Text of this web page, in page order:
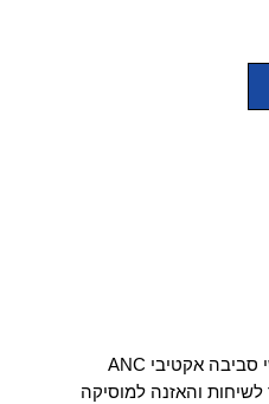
והאזנה למוסיקה